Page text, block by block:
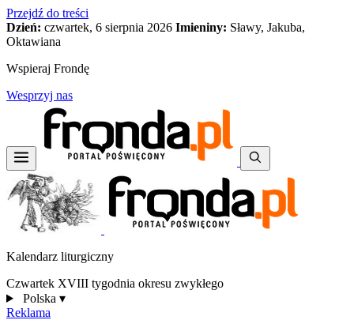
Przejdź do treści
Dzień: czwartek, 6 sierpnia 2026 Imieniny: Sławy, Jakuba,
Oktawiana
Wspieraj Frondę
Wesprzyj nas
Kalendarz liturgiczny
Czwartek XVIII tygodnia okresu zwykłego
Polska ▾
Reklama